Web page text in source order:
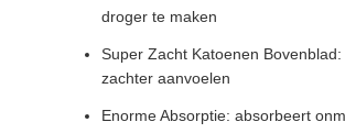
droger te maken
Super Zacht Katoenen
zachter aanvoelen
Enorme Absorptie: absorbeert